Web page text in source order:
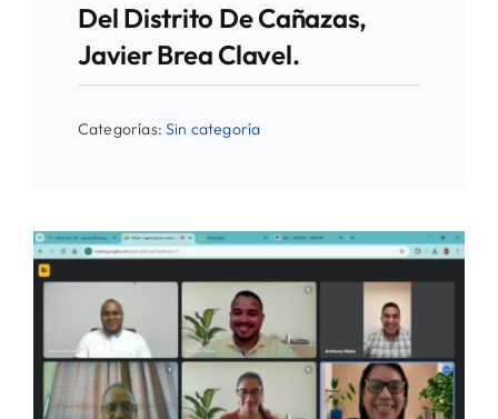
Del Distrito De Cañazas,
Javier Brea Clavel.
Categorías:Sin categoría